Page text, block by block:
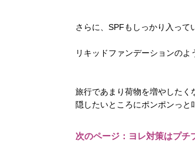
さらに、SPFもしっかり入って
リキッドファンデーションの
旅行であまり荷物を増やした
隠したいところにポンポンっと
次のページ：ヨレ対策はプチ